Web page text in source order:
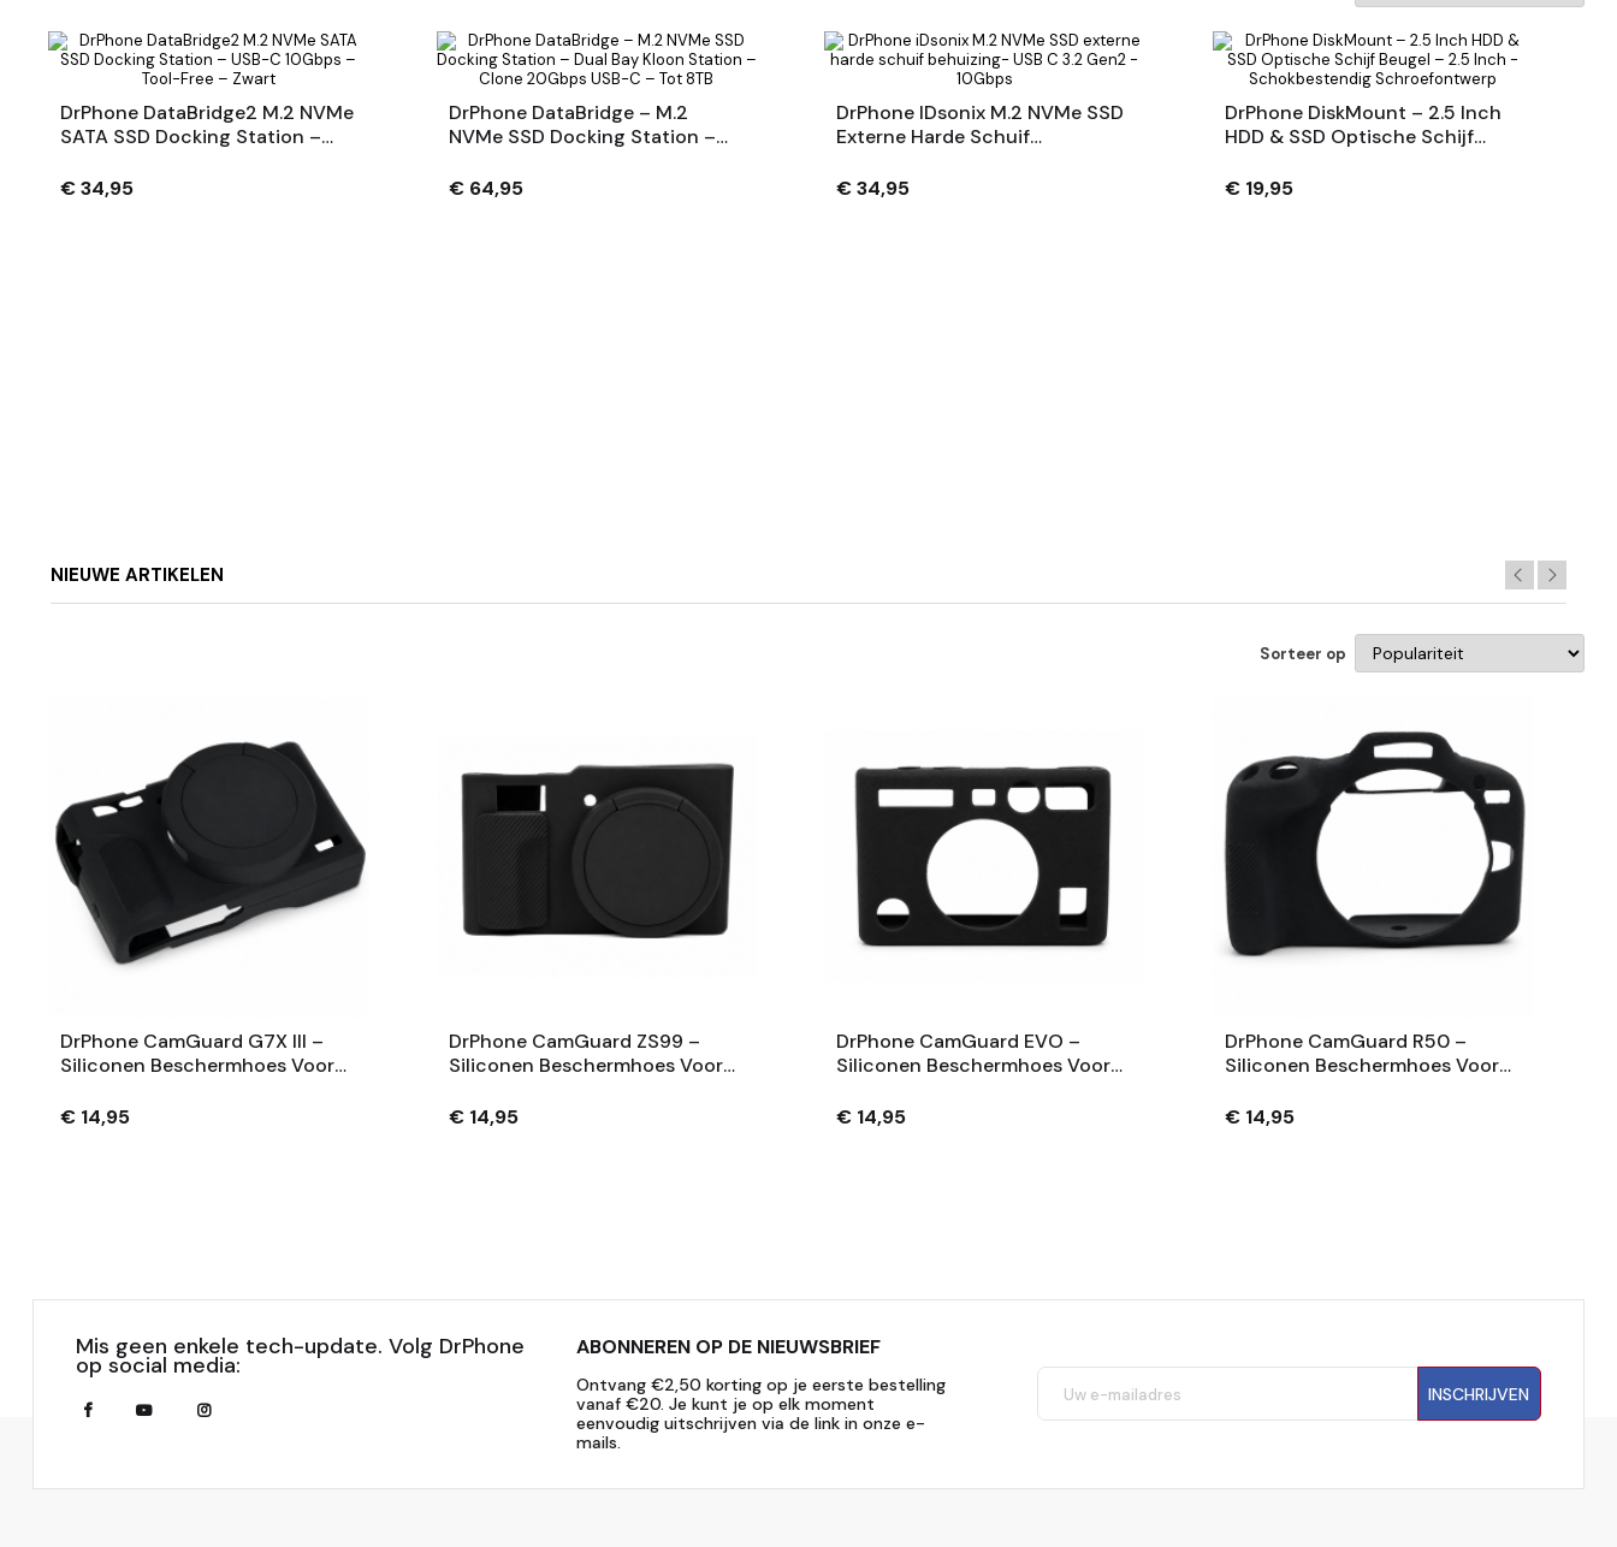
DrPhone DataBridge2 M.2 NVMe
SATA SSD Docking Station –
Zwart
€ 34,95
DrPhone DataBridge – M.2
NVMe SSD Docking Station –
20Gbps USB-C – Tot 8TB
€ 64,95
DrPhone IDsonix M.2 NVMe SSD
Externe Harde Schuif
10Gbps
€ 34,95
DrPhone DiskMount – 2.5 Inch
HDD & SSD Optische Schijf
Schokbestendig
€ 19,95
NIEUWE ARTIKELEN
Sorteer op
DrPhone CamGuard G7X III –
Siliconen Beschermhoes Voor
PowerShot G7 X Mark III – Extra
€ 14,95
DrPhone CamGuard ZS99 –
Siliconen Beschermhoes Voor
Schokabsorberend –
€ 14,95
DrPhone CamGuard EVO –
Siliconen Beschermhoes Voor
Mini Evo – Krasbestendig En
€ 14,95
DrPhone CamGuard R50 –
Siliconen Beschermhoes Voor
Krasbestendige Camera Case
€ 14,95
Mis geen enkele tech-update. Volg DrPhone
op social media:
ABONNEREN OP DE NIEUWSBRIEF
Ontvang €2,50 korting op je eerste bestelling
vanaf €20. Je kunt je op elk moment
eenvoudig uitschrijven via de link in onze e-
mails.
INSCHRIJVEN